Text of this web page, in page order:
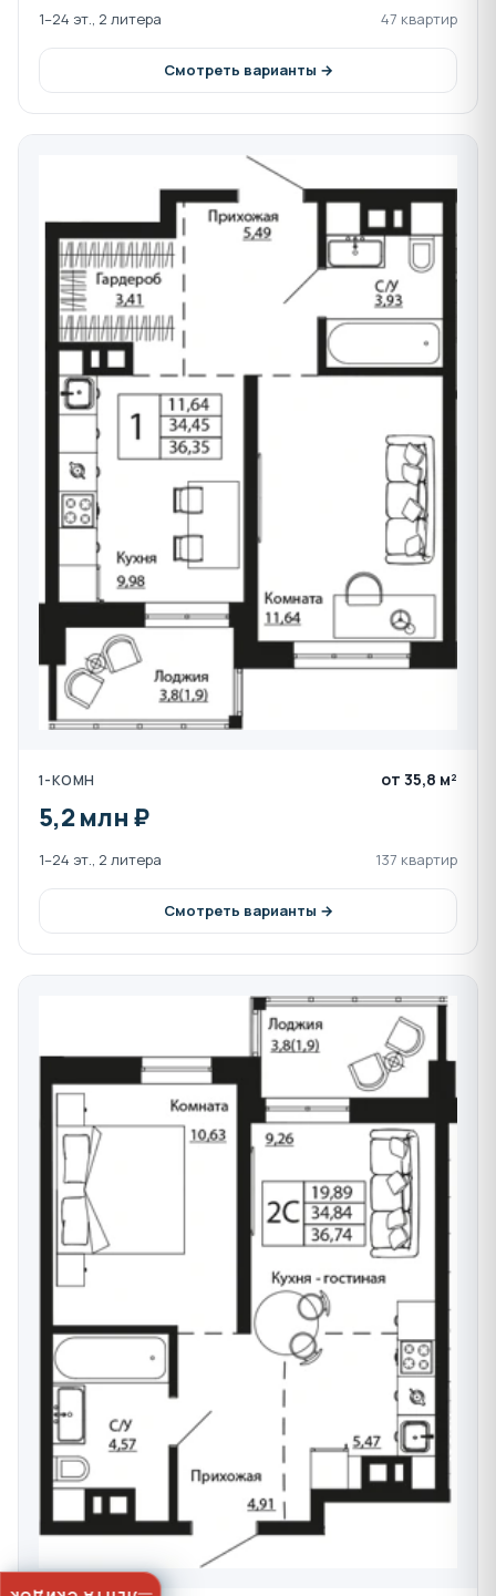
1–24 эт., 2 литера 47 квартир
Смотреть варианты →
1-КОМН от 35,8 м²
5,2 млн ₽
1–24 эт., 2 литера 137 квартир
Смотреть варианты →